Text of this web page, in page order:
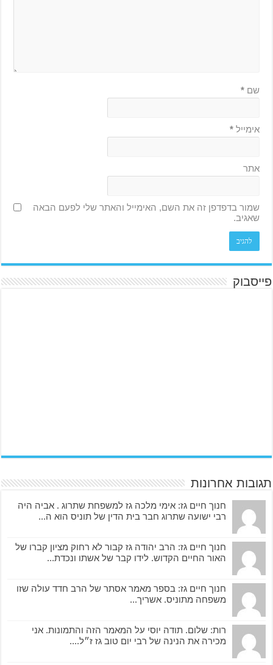
שם*
אימייל*
אתר
שמור בדפדפן זה את השם, האימייל והאתר שלי לפעם הבאה
שאגיב.
פייסבוק
תגובות אחרונות
חנוך חיים גז: אימי מלכה גז למשפחת שתרוג . אביה היה
רבי ישועה שתרוג חבר בית הדין של תוניס הוא ה...
חנוך חיים גז: הרב יהודה גז קבור לא רחוק מציון קברו של
האור החיים הקדוש. לידו קבר של אשתו ונכדת...
חנוך חיים גז: בספר מאמר אסתר של הרב חדד עולה שזו
משפחה מתוניס. אשריך...
רות: שלום. תודה יוסי על המאמר הזה והתמונות. אני
מכירה את הנינה של רבי יום טוב גז ז״ל....